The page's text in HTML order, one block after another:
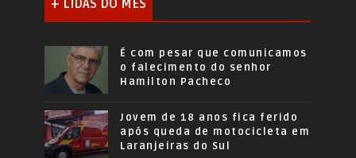
+ LIDAS DO MÊS
É com pesar que comunicamos
o falecimento do senhor
Hamilton Pacheco
Jovem de 18 anos fica ferido
após queda de motocicleta em
Laranjeiras do Sul